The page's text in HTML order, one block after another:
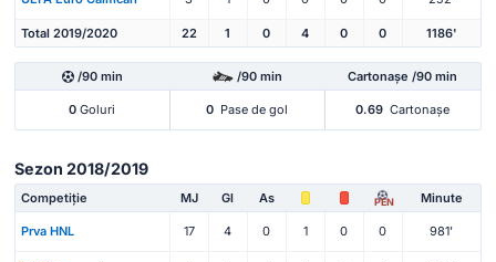
Total 2019/2020 22 1 0 4 0 0 1186'
/90 min /90 min Cartonașe /90 min
0 Goluri 0 Pase de gol 0.69 Cartonașe
Sezon 2018/2019
Competiție MJ Gl As PEN Minute
Prva HNL 17 4 0 1 0 0 981'